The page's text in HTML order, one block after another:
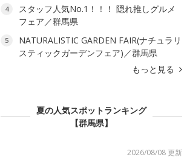
4
スタッフ人気No.1！！！ 隠れ推しグルメ
フェア／群馬県
5
NATURALISTIC GARDEN FAIR(ナチュラリ
スティックガーデンフェア)／群馬県
もっと見る
夏の人気スポットランキング
【群馬県】
2026/08/08 更新